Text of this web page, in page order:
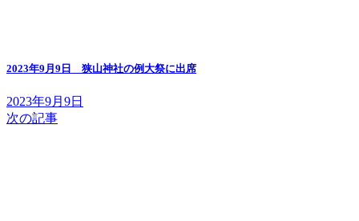
2023年9月9日 狭山神社の例大祭に出席
2023年9月9日
次の記事